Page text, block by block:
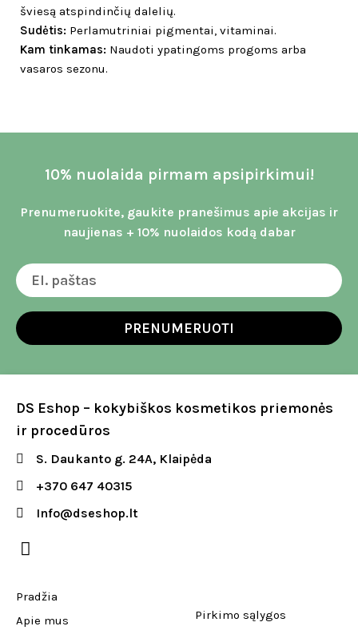
šviesą atspindinčių dalelių.
Sudėtis: Perlamutriniai pigmentai, vitaminai.
Kam tinkamas: Naudoti ypatingoms progoms arba
vasaros sezonu.
10% nuolaida pirmam apsipirkimui!
Prenumeruokite, gaukite pranešimus apie akcijas ir
naujienas + 10% nuolaidos kodą dabar
PRENUMERUOTI
DS Eshop – kokybiškos kosmetikos priemonės
ir procedūros
S. Daukanto g. 24A, Klaipėda
+370 647 40315
Info@dseshop.lt
Pradžia
Apie mus
Pirkimo sąlygos